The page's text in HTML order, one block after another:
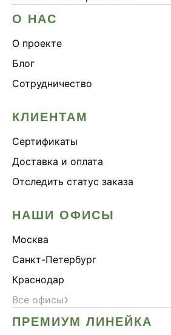
О НАС
О проекте
Блог
Сотрудничество
КЛИЕНТАМ
Сертификаты
Доставка и оплата
Отследить статус заказа
НАШИ ОФИСЫ
Москва
Санкт-Петербург
Краснодар
Все офисы›
ПРЕМИУМ ЛИНЕЙКА